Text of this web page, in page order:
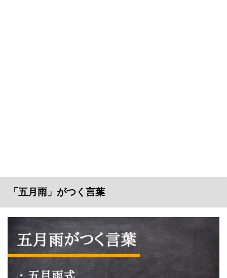
「五月雨」がつく言葉